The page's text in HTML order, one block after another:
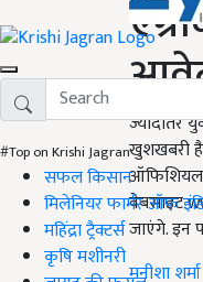
#Top on Krishi Jagran
सफल किसान
मिलेनियर फार्मर ऑफ
महिंद्रा ट्रैक्टर्स
कृषि मशीनरी
ज्यादातर
खुशखबरी
ऑफिशियल
वेबसाइट
जाएंगे. इन
मनीशा शर्मा